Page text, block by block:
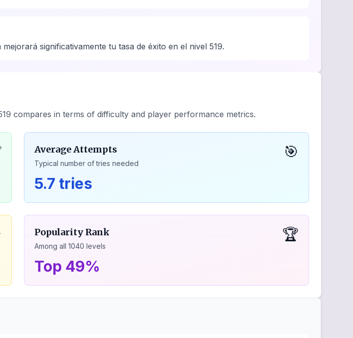
significativamente tu tasa de éxito en el nivel 519.
compares in terms of difficulty and player performance metrics.
Average Attempts
Typical number of tries needed
🎯
5.7 tries
Popularity Rank
Among all 1040 levels
🏆
Top 49%